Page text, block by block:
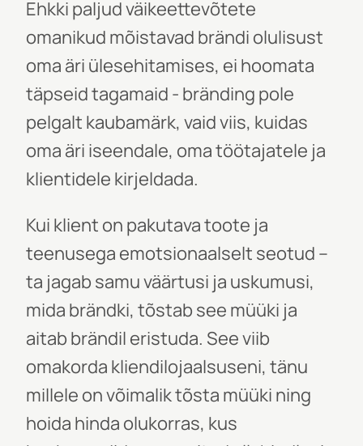
Ehkki paljud väikeettevõtete
omanikud mõistavad brändi olulisust
oma äri ülesehitamises, ei hoomata
täpseid tagamaid - bränding pole
pelgalt kaubamärk, vaid viis, kuidas
oma äri iseendale, oma töötajatele ja
klientidele kirjeldada.
Kui klient on pakutava toote ja
teenusega emotsionaalselt seotud –
ta jagab samu väärtusi ja uskumusi,
mida brändki, tõstab see müüki ja
aitab brändil eristuda. See viib
omakorda kliendilojaalsuseni, tänu
millele on võimalik tõsta müüki ning
hoida hinda olukorras, kus